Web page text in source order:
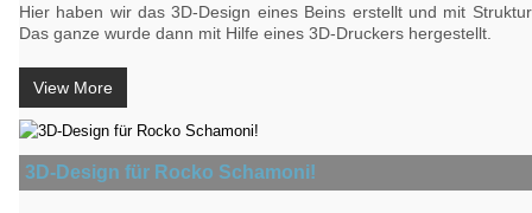
Hier haben wir das 3D-Design eines Beins erstellt und mit
Das ganze wurde dann mit Hilfe eines 3D-Druckers hergestellt.
View More
3D-Design für Rocko Schamoni!